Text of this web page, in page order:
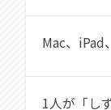
専用ソフ
「しずぎ
用のお客
Mac、iPad
MacOSで
1人が「し